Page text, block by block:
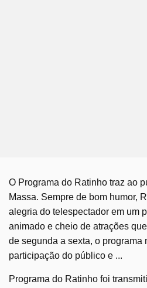
O Programa do Ratinho traz ao
Massa. Sempre de bom humor,
alegria do telespectador em um
animado e cheio de atrações
de segunda a sexta, o programa
participação do público e ...
Programa do Ratinho foi